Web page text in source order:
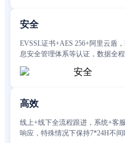
安全
EVSSL证书+AES 256+阿里云盾
息安全管理体系等认证，数据全程
高效
线上+线下全流程跟进，系统+客
响应，特殊情况下保持7*24H不间